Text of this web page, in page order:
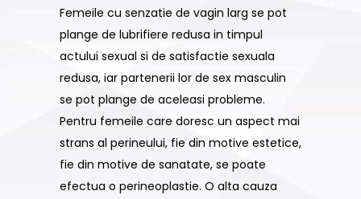
Femeile cu senzatie de vagin larg se pot
plange de lubrifiere redusa in timpul
actului sexual si de satisfactie sexuala
redusa, iar partenerii lor de sex masculin
se pot plange de aceleasi probleme.
Pentru femeile care doresc un aspect mai
strans al perineului, fie din motive estetice,
fie din motive de sanatate, se poate
efectua o perineoplastie. O alta cauza